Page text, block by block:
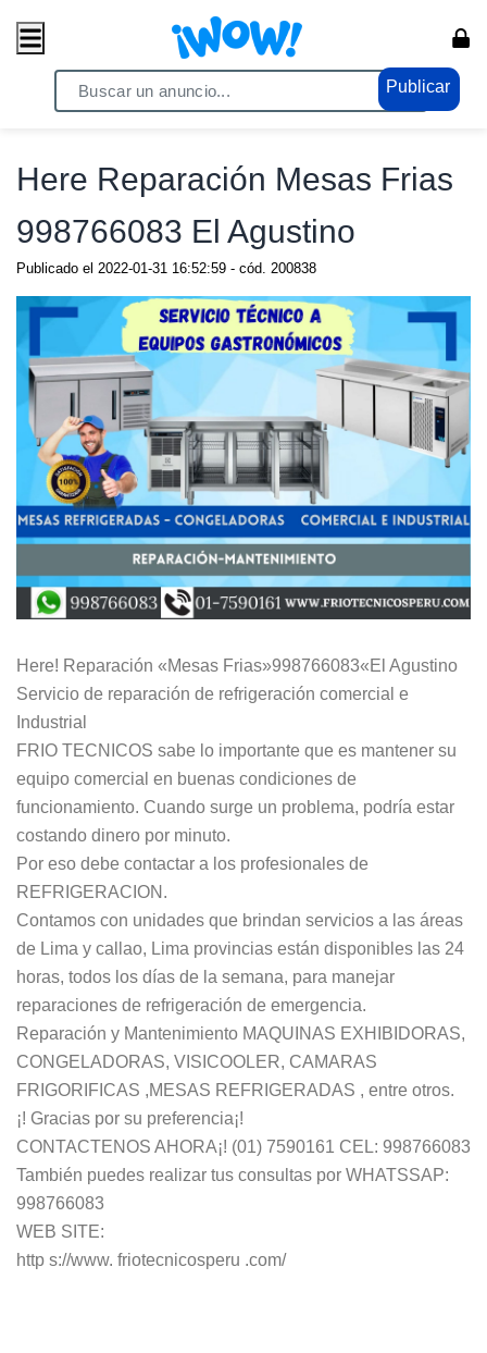
Publicar
/ Servicios / Servicios Generales
Here Reparación Mesas Frias
998766083 El Agustino
Publicado el 2022-01-31 16:52:59 - cód. 200838
Here! Reparación «Mesas Frias»998766083«El Agustino
Servicio de reparación de refrigeración comercial e
Industrial
FRIO TECNICOS sabe lo importante que es mantener su
equipo comercial en buenas condiciones de
funcionamiento. Cuando surge un problema, podría estar
costando dinero por minuto.
Por eso debe contactar a los profesionales de
REFRIGERACION.
Contamos con unidades que brindan servicios a las áreas
de Lima y callao, Lima provincias están disponibles las 24
horas, todos los días de la semana, para manejar
reparaciones de refrigeración de emergencia.
Reparación y Mantenimiento MAQUINAS EXHIBIDORAS,
CONGELADORAS, VISICOOLER, CAMARAS
FRIGORIFICAS ,MESAS REFRIGERADAS , entre otros.
¡! Gracias por su preferencia¡!
CONTACTENOS AHORA¡! (01) 7590161 CEL: 998766083
También puedes realizar tus consultas por WHATSSAP:
998766083
WEB SITE:
http s://www. friotecnicosperu .com/